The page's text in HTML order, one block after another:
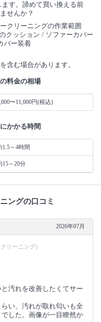
す。諦めて買い換える前
せんか？
クリーニングの作業範囲
クッション / ソファーカバー
バー装着
含む場合があります。
料金の相場
〜11,000円(税込)
かかる時間
1.5～4時間
15～20分
ングの口コミ
2026年07月
リーニング)
汚れを改善したくてサー
い、汚れが取れ匂いも全
した。画像が一目瞭然か